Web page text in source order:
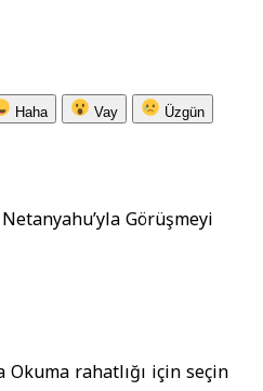
Haha Vay Üzgün
Görüşmeyi
Okuma rahatlığı için seçin